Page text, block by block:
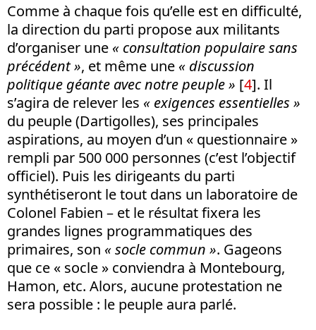
Comme à chaque fois qu’elle est en difficulté,
la direction du parti propose aux militants
d’organiser une « consultation populaire sans
précédent », et même une « discussion
politique géante avec notre peuple » [4]. Il
s’agira de relever les « exigences essentielles »
du peuple (Dartigolles), ses principales
aspirations, au moyen d’un « questionnaire »
rempli par 500 000 personnes (c’est l’objectif
officiel). Puis les dirigeants du parti
synthétiseront le tout dans un laboratoire de
Colonel Fabien – et le résultat fixera les
grandes lignes programmatiques des
primaires, son « socle commun ». Gageons
que ce « socle » conviendra à Montebourg,
Hamon, etc. Alors, aucune protestation ne
sera possible : le peuple aura parlé.